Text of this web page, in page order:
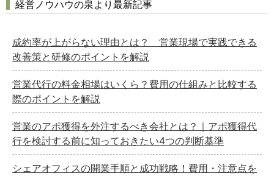
経営ノウハウの泉より最新記事
成約率が上がらない理由とは？ 営業現場で実践できる
改善策と研修のポイントを解説
営業代行の料金相場はいくら？費用の仕組みと比較する
際のポイントを解説
営業のアポ獲得を外注するべき会社とは？｜アポ獲得代
行を検討する前に知っておきたい4つの判断基準
シェアオフィスの開業手順と成功戦略！費用・注意点を